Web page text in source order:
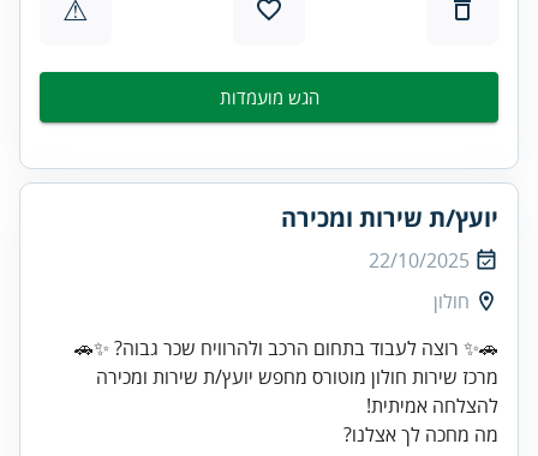
⚠
הגש מועמדות
יועץ/ת שירות ומכירה
22/10/2025
חולון
מרכז שירות חולון מוטורס מחפש יועץ/ת שירות ומכירה
להצלחה אמיתית!
מה מחכה לך אצלנו?